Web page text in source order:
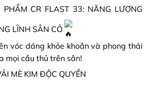
PHẨM CR FLAST 33: NĂNG LƯỢNG
LĨNH SÂN CỎ
vóc dáng khỏe khoắn và phong thái
mọi cầu thủ trên sân!
MÈ KIM ĐỘC QUYỀN